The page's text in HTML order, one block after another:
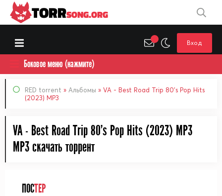
Боковое меню (нажмите)
RED torrent » Альбомы » VA - Best Road Trip 80's Pop Hits
(2023) MP3
VA - Best Road Trip 80's Pop Hits (2023) MP3
MP3 cкачать торрент
ПОСТЕР
TORRSONG.ORG
Вход